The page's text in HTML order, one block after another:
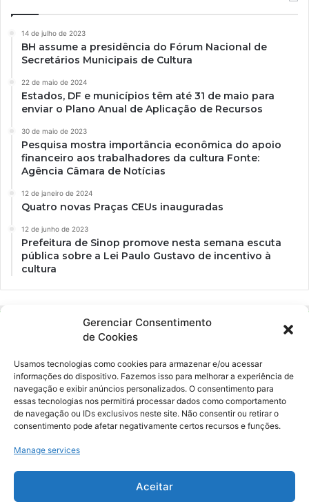
Gerenciar Consentimento
de Cookies
Usamos tecnologias como cookies para armazenar e/ou acessar
informações do dispositivo. Fazemos isso para melhorar a experiência de
navegação e exibir anúncios personalizados. O consentimento para
essas tecnologias nos permitirá processar dados como comportamento
de navegação ou IDs exclusivos neste site. Não consentir ou retirar o
consentimento pode afetar negativamente certos recursos e funções.
Manage services
Aceitar
14 de julho de 2023
BH assume a presidência do Fórum Nacional de
Secretários Municipais de Cultura
22 de maio de 2024
Estados, DF e municípios têm até 31 de maio para
enviar o Plano Anual de Aplicação de Recursos
30 de maio de 2023
Pesquisa mostra importância econômica do apoio
financeiro aos trabalhadores da cultura Fonte:
Agência Câmara de Notícias
12 de janeiro de 2024
Quatro novas Praças CEUs inauguradas
12 de junho de 2023
Prefeitura de Sinop promove nesta semana escuta
pública sobre a Lei Paulo Gustavo de incentivo à
cultura
Ockara é uma plataforma multicultural e criativa. Nossa proposta é
oferecer o máximo de ferramentas para realizadores e
gerenciadores de espaços criativos e culturais.